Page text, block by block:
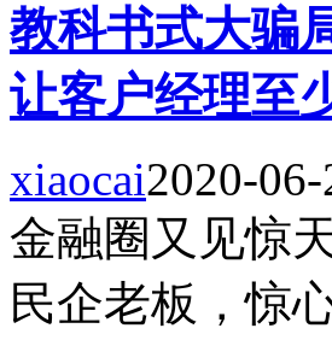
教科书式大骗
让客户经理至
xiaocai2020-06-
金融圈又见惊
民企老板，惊